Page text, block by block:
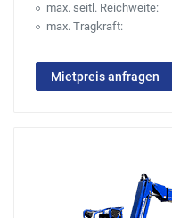
max. seitl. Reichweite:
max. Tragkraft:
Mietpreis anfragen